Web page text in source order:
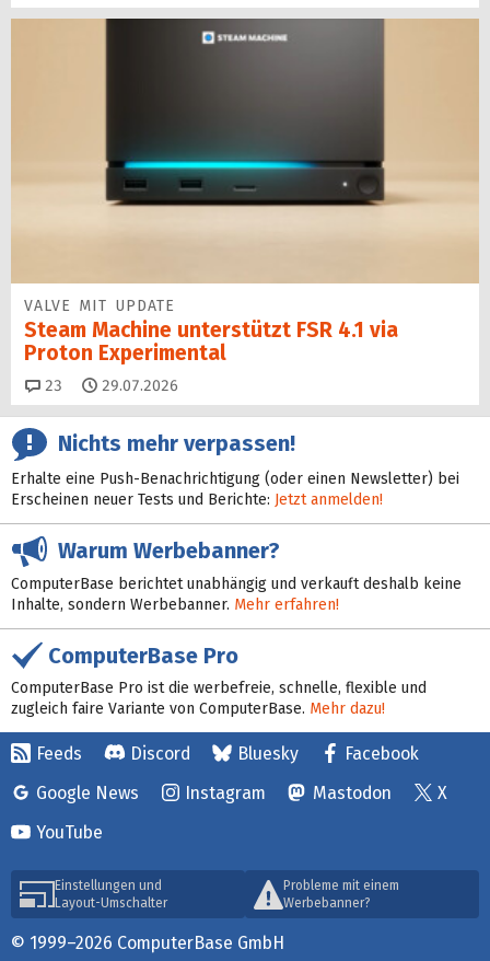
VALVE MIT UPDATE
Steam Machine unterstützt FSR 4.1 via
Proton Experimental
23 Kommentare
29.07.2026
Nichts mehr verpassen!
Erhalte eine Push-Benachrichtigung (oder einen Newsletter) bei
Erscheinen neuer Tests und Berichte: Jetzt anmelden!
Warum Werbebanner?
ComputerBase berichtet unabhängig und verkauft deshalb keine
Inhalte, sondern Werbebanner. Mehr erfahren!
ComputerBase Pro
ComputerBase Pro ist die werbefreie, schnelle, flexible und
zugleich faire Variante von ComputerBase. Mehr dazu!
Feeds Discord Bluesky
Facebook
Google News
Instagram Mastodon
X
YouTube
Einstellungen und
Layout-Umschalter
Probleme mit einem
Werbebanner?
© 1999–2026 ComputerBase GmbH